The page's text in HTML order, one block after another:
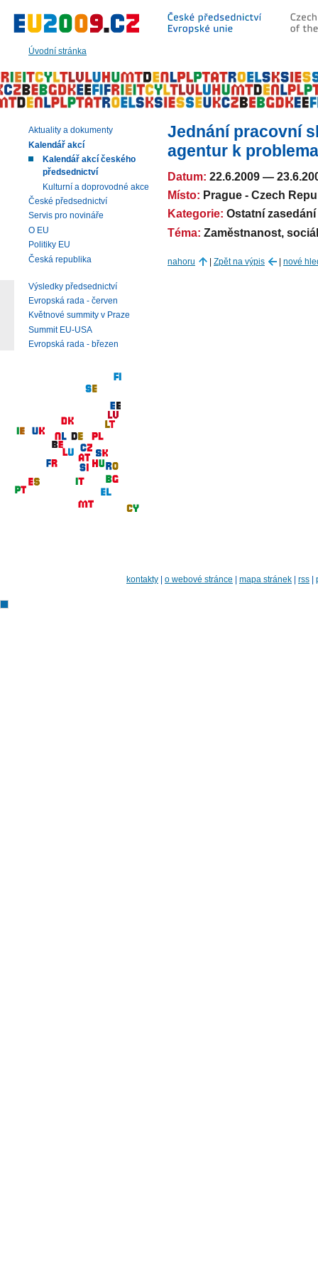
Úvodní stránka
hlavní
|
navigaci
|
vyhledávání
Jednání pracovní
agentur k
Datum: 22.6.2009 —
Místo: Prague - Czech
Kategorie: Ostatní zasedání
Téma: Zaměstnanost,
nahoru | Zpět na výpis | nové
Aktuality a dokumenty
Kalendář akcí
Kalendář akcí českého
předsednictví
Kulturní a doprovodné akce
České předsednictví
Servis pro novináře
O EU
Politiky EU
Česká republika
Výsledky předsednictví
Evropská rada - červen
Květnové summity v Praze
Summit EU-USA
Evropská rada - březen
kontakty o webové stránce mapa stránek rss